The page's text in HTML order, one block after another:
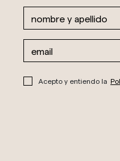
Acepto y entiendo la